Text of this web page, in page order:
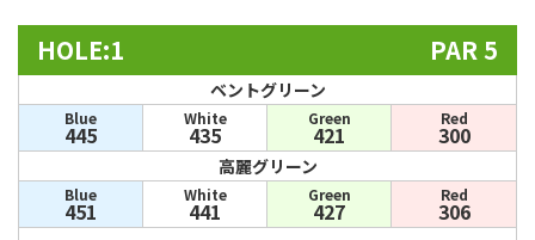
HOLE:1 PAR 5
ベントグリーン
Blue
445
White
435
Green
421
Red
300
高麗グリーン
Blue
451
White
441
Green
427
Red
306